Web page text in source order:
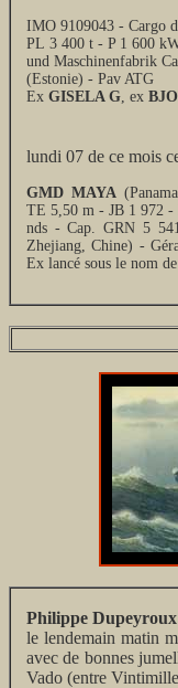
IMO 9109043 - Cargo
PL 3 400 t - P 1 600
und Maschinenfabrik
(Estonie) - Pav ATG
Ex GISELA G, ex
lundi 07 de ce mois
GMD MAYA
TE 5,50 m - JB 1 972
nds - Cap. GRN 5
Zhejiang, Chine) -
Ex lancé sous le nom de
Philippe Dupeyroux
le lendemain matin
avec de bonnes
Vado (entre